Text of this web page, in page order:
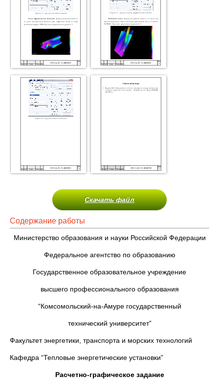
Скачать файл
Содержание работы
Министерство образования и науки Российской Федерации
Федеральное агентство по образованию
Государственное образовательное учреждение
высшего профессионального образования
“Комсомольский-на-Амуре государственный
технический университет”
Факультет энергетики, транспорта и морских технологий
Кафедра “Тепловые энергетические установки”
Расчетно-графическое задание